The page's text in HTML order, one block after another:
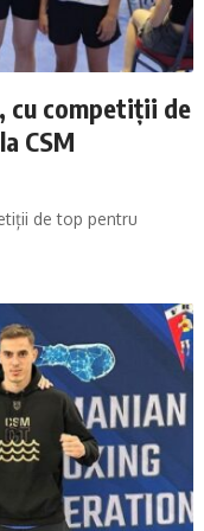
cu competiții de
CSM
de top pentru